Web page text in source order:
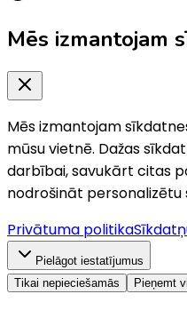
Mēs izmantojam
Mēs izmantojam
mūsu vietnē. Dažas
darbībai, savukārt citas
nodrošināt personalizētu
Privātuma politika
Pielāgot iestatījumus
Tikai nepieciešamās
Pieņemt